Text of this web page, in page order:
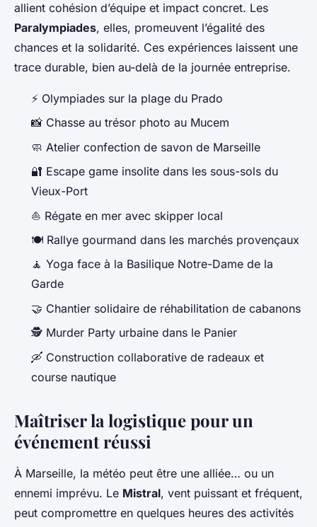
allient cohésion d’équipe et impact concret. Les
Paralympiades, elles, promeuvent l’égalité des
chances et la solidarité. Ces expériences laissent une
trace durable, bien au-delà de la journée entreprise.
⚡ Olympiades sur la plage du Prado
📸 Chasse au trésor photo au Mucem
🧼 Atelier confection de savon de Marseille
🔐 Escape game insolite dans les sous-sols du
Vieux-Port
⛵ Régate en mer avec skipper local
🍽️ Rallye gourmand dans les marchés provençaux
🧘 Yoga face à la Basilique Notre-Dame de la
Garde
🤝 Chantier solidaire de réhabilitation de cabanons
🕵️ Murder Party urbaine dans le Panier
🛶 Construction collaborative de radeaux et
course nautique
Maîtriser la logistique pour un
événement réussi
À Marseille, la météo peut être une alliée… ou un
ennemi imprévu. Le Mistral, vent puissant et fréquent,
peut compromettre en quelques heures des activités